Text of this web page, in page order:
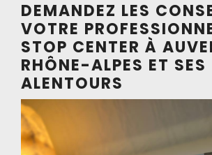
DEMANDEZ LES
VOTRE
STOP CENTER À
RHÔNE-ALPES ET SES
ALENTOURS